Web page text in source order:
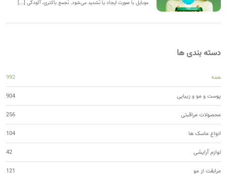
موبایل با صورت ایجاد یا تشدید می‌شود. تجمع باکتری، آلودگی [...]
دسته بندی ها
همه 992
پوست و مو و زیبایی 904
محصولات مراقبتی 256
انواع ماسک ها 104
لوازم آرایشی 42
مرابقت از مو 121